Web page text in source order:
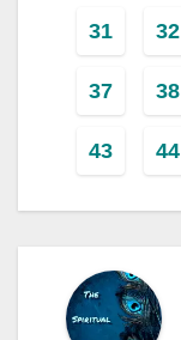
31 32
37 38
43 44